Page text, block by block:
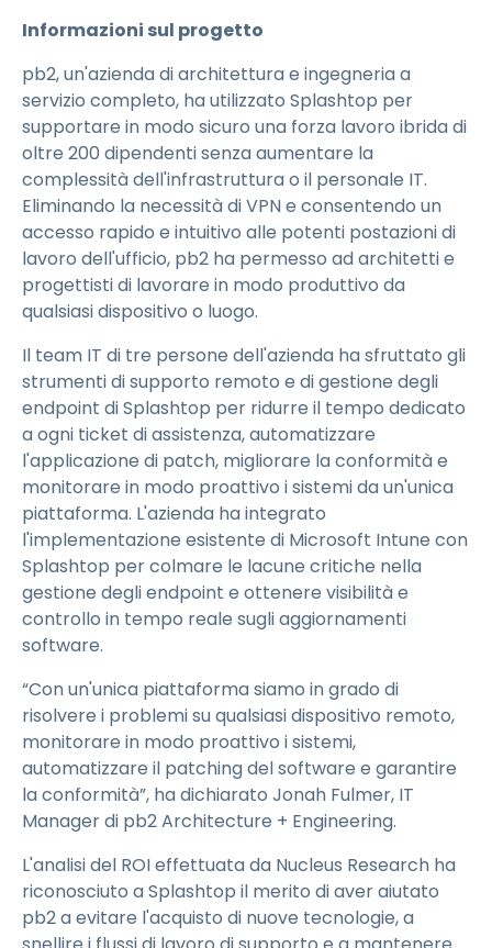
Informazioni sul progetto
pb2, un'azienda di architettura e ingegneria a
servizio completo, ha utilizzato Splashtop per
supportare in modo sicuro una forza lavoro ibrida di
oltre 200 dipendenti senza aumentare la
complessità dell'infrastruttura o il personale IT.
Eliminando la necessità di VPN e consentendo un
accesso rapido e intuitivo alle potenti postazioni di
lavoro dell'ufficio, pb2 ha permesso ad architetti e
progettisti di lavorare in modo produttivo da
qualsiasi dispositivo o luogo.
Il team IT di tre persone dell'azienda ha sfruttato gli
strumenti di supporto remoto e di gestione degli
endpoint di Splashtop per ridurre il tempo dedicato
a ogni ticket di assistenza, automatizzare
l'applicazione di patch, migliorare la conformità e
monitorare in modo proattivo i sistemi da un'unica
piattaforma. L'azienda ha integrato
l'implementazione esistente di Microsoft Intune con
Splashtop per colmare le lacune critiche nella
gestione degli endpoint e ottenere visibilità e
controllo in tempo reale sugli aggiornamenti
software.
“Con un'unica piattaforma siamo in grado di
risolvere i problemi su qualsiasi dispositivo remoto,
monitorare in modo proattivo i sistemi,
automatizzare il patching del software e garantire
la conformità”, ha dichiarato Jonah Fulmer, IT
Manager di pb2 Architecture + Engineering.
L'analisi del ROI effettuata da Nucleus Research ha
riconosciuto a Splashtop il merito di aver aiutato
pb2 a evitare l'acquisto di nuove tecnologie, a